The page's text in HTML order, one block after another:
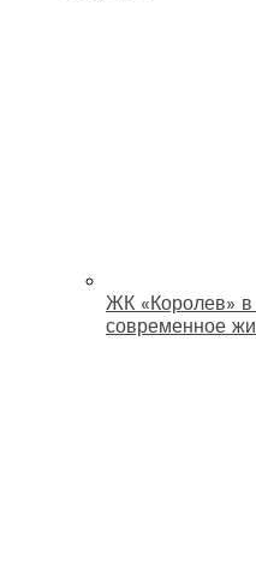
ЖК «Королев»
современное